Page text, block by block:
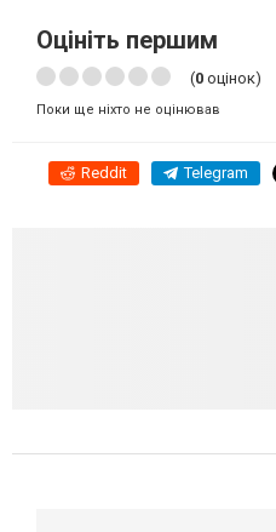
Оцініть першим
(0 оцінок)
Поки ще ніхто не оцінював
Reddit Telegram